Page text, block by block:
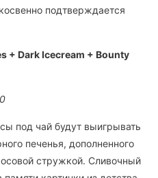
подтверждается
+ Dark Icecream + Bounty
под чай будут выигрывать
печенья, дополненного
стружкой. Сливочный